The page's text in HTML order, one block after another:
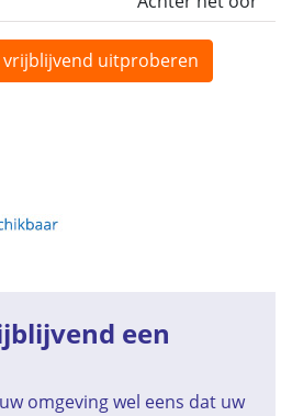
uitproberen
een
omgeving wel eens dat uw